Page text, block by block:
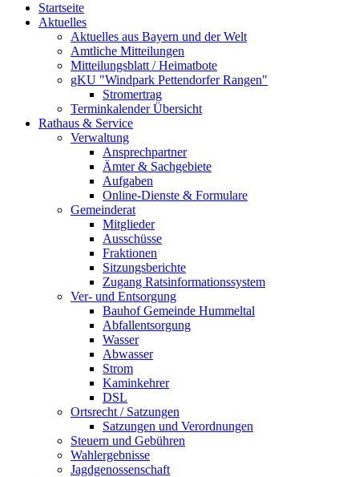
Startseite
Aktuelles
Aktuelles aus Bayern und der Welt
Amtliche Mitteilungen
Mitteilungsblatt / Heimatbote
gKU "Windpark Pettendorfer Rangen"
Stromertrag
Terminkalender Übersicht
Rathaus & Service
Verwaltung
Ansprechpartner
Ämter & Sachgebiete
Aufgaben
Online-Dienste & Formulare
Gemeinderat
Mitglieder
Ausschüsse
Fraktionen
Sitzungsberichte
Zugang Ratsinformationssystem
Ver- und Entsorgung
Bauhof Gemeinde Hummeltal
Abfallentsorgung
Wasser
Abwasser
Strom
Kaminkehrer
DSL
Ortsrecht / Satzungen
Satzungen und Verordnungen
Steuern und Gebühren
Wahlergebnisse
Jagdgenossenschaft